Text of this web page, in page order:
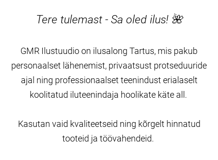
Tere tulemast - Sa oled ilus! 🌺
GMR Ilustuudio on ilusalong Tartus, mis pakub
personaalset lähenemist, privaatsust protseduuride
ajal ning professionaalset teenindust erialaselt
koolitatud iluteenindaja hoolikate käte all.
Kasutan vaid kvaliteetseid ning kõrgelt hinnatud
tooteid ja töövahendeid.